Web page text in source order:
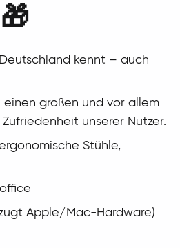
kennt – auch
großen und vor allem
unserer Nutzer.
Stühle,
Apple/Mac-Hardware)